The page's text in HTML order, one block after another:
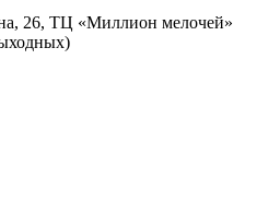
26, ТЦ «Миллион мелочей»